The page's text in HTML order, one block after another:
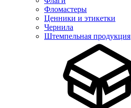
Фломастеры
Ценники и этикетки
Чернила
Штемпельная продукция